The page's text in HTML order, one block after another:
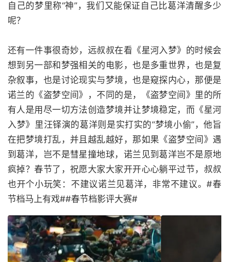
自己的梦里称“神”，我们又能保证自己比葛洋清醒多少
呢？
还有一件事很奇妙，远叔叔在看《星河入梦》的时候会
想到另一部和梦强相关的电影，也是多重世界，也是复
杂叙事，也是讨论现实与梦境，也是窥探内心，那便是
诺兰的《盗梦空间》，不同的是，《盗梦空间》里的所
有人是用尽一切方法创造梦境并让梦境稳定，而《星河
入梦》里汪铎演的葛洋则是实打实的“梦境小偷”，他旨
在把梦境打乱，并且越乱越好，那如果《盗梦空间》遇
到葛洋，岂不是彗星撞地球，诺兰见到葛洋岂不是原地
疯掉？春节了，祝愿大家大家开开心心躺平过节，叔叔
也开个小玩笑：不建议诺兰见葛洋，非常不建议。#春
节档马上有戏##春节档影评大赛#